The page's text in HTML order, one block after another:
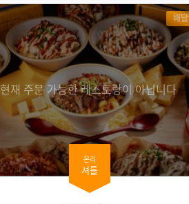
배달
현재 주문 가능한 레스토랑이 아닙니다
온리
셔틀